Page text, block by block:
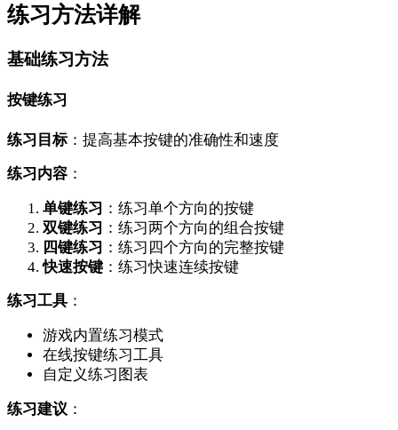
练习方法详解
基础练习方法
按键练习
练习目标：提高基本按键的准确性和速度
练习内容 ：
单键练习 ：练习单个方向的按键
双键练习 ：练习两个方向的组合按键
四键练习 ：练习四个方向的完整按键
快速按键：练习快速连续按键
练习工具 ：
游戏内置练习模式
在线按键练习工具
自定义练习图表
练习建议 ：